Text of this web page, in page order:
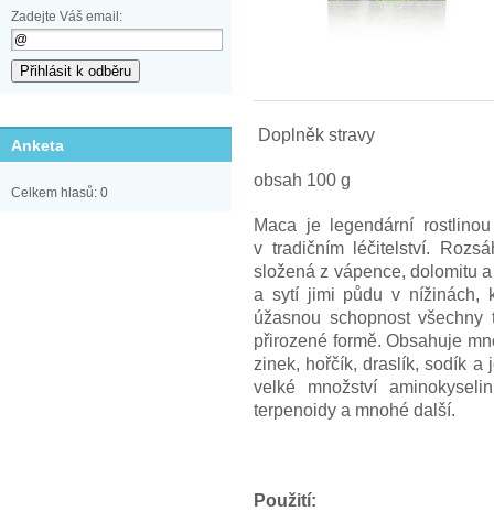
Zadejte Váš email:
Anketa
Celkem hlasů: 0
Doplněk stravy
obsah 100 g
Maca je legendární
v tradičním léčitelství.
složená z vápence, dolomitu
a sytí jimi půdu v nížinách,
úžasnou schopnost
přirozené formě. Obsahuje
zinek, hořčík, draslík, sodík a
velké množství
terpenoidy a mnohé další.
Použití: